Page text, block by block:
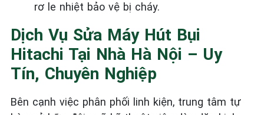
rơ le nhiệt bảo vệ bị cháy.
Dịch Vụ Sửa Máy Hút Bụi
Hitachi Tại Nhà Hà Nội – Uy
Tín, Chuyên Nghiệp
Bên cạnh việc phân phối linh kiện, trung tâm tự